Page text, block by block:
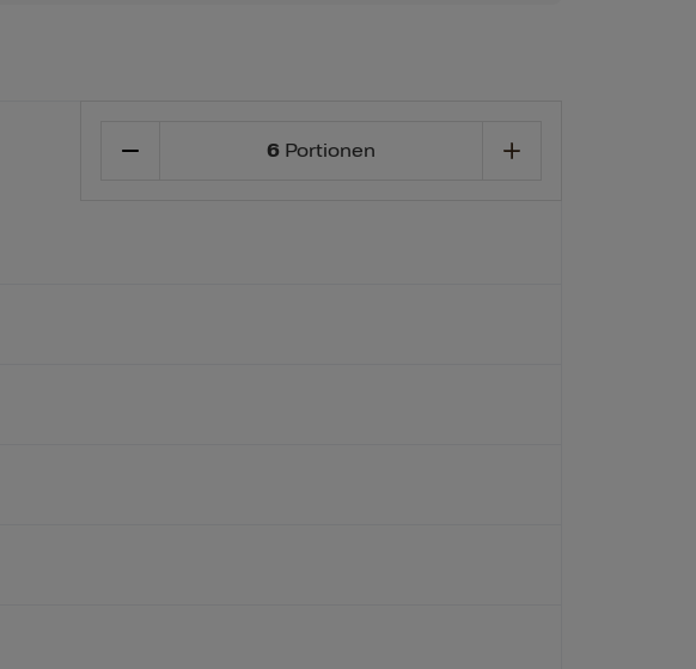
6Portionen